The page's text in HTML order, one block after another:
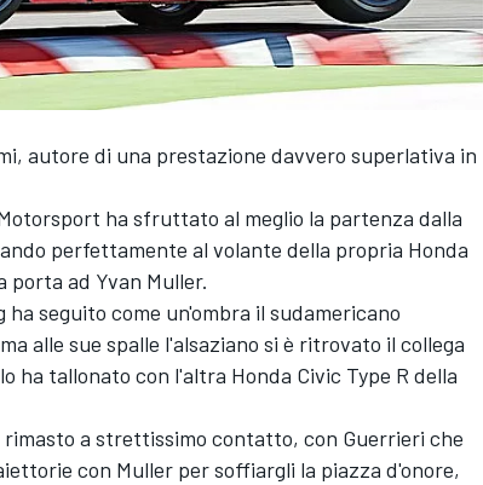
autore di una prestazione davvero superlativa in
ha sfruttato al meglio la partenza dalla
perfettamente al volante della propria Honda
porta ad Yvan Muller.
seguito come un'ombra il sudamericano
alle sue spalle l'alsaziano si è ritrovato il collega
ha tallonato con l'altra Honda Civic Type R della
a strettissimo contatto, con Guerrieri che
con Muller per soffiargli la piazza d'onore,